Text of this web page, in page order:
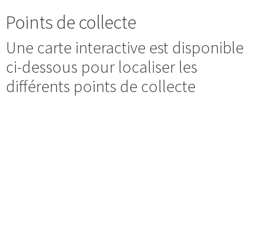
Points de collecte
Une carte interactive est disponible
ci-dessous pour localiser les
différents points de collecte